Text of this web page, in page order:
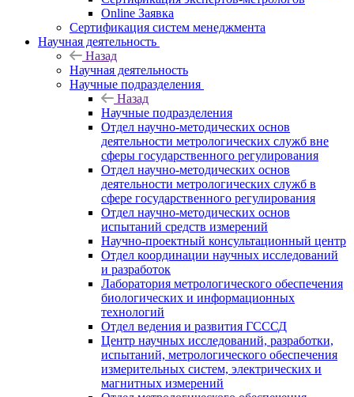
Online Заявка
Сертификация систем менеджмента
Научная деятельность
Назад
Научная деятельность
Научные подразделения
Назад
Научные подразделения
Отдел научно-методических основ
деятельности метрологических служб вне
сферы государственного регулирования
Отдел научно-методических основ
деятельности метрологических служб в
сфере государственного регулирования
Отдел научно-методических основ
испытаний средств измерений
Научно-проектный консультационный центр
Отдел координации научных исследований
и разработок
Лаборатория метрологического обеспечения
биологических и информационных
технологий
Отдел ведения и развития ГСССД
Центр научных исследований, разработки,
испытаний, метрологического обеспечения
измерительных систем, электрических и
магнитных измерений